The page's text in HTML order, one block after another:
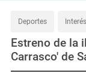
Deportes
Estreno de la
Carrasco' de